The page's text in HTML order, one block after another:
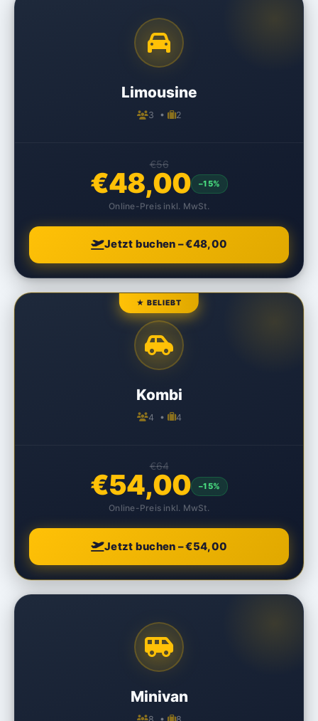
Limousine
3 • 2
€56
€48,00 –15%
Online-Preis inkl. MwSt.
Jetzt buchen – €48,00
★ BELIEBT
Kombi
4 • 4
€64
€54,00 –15%
Online-Preis inkl. MwSt.
Jetzt buchen – €54,00
Minivan